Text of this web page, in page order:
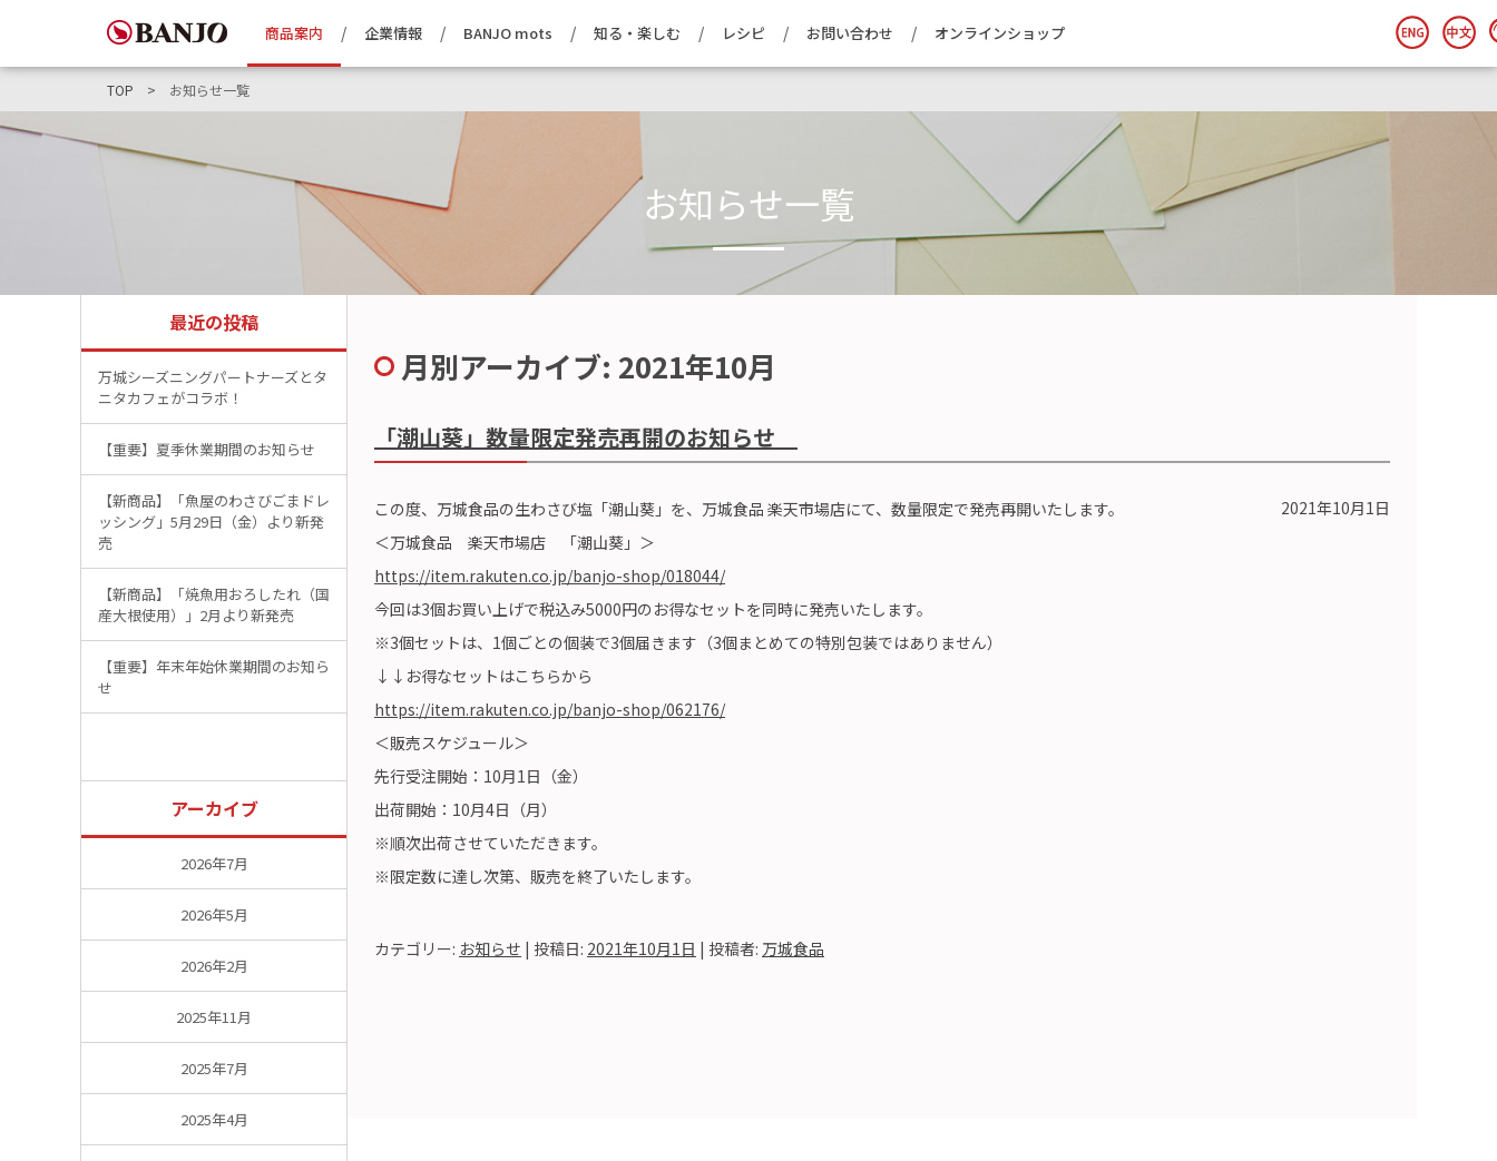
商品案内 企業情報 BANJO mots 知る・楽しむ レシピ お問い合わせ オンラインショップ
TOP お知らせ一覧
お知らせ一覧
月別アーカイブ: 2021年10月
「潮山葵」数量限定発売再開のお知らせ
2021年10月1日
この度、万城食品の生わさび塩「潮山葵」を、万城食品 楽天市場店にて、数量限定で発売再開いたします。
＜万城食品 楽天市場店 「潮山葵」＞
https://item.rakuten.co.jp/banjo-shop/018044/
今回は3個お買い上げで税込み5000円のお得なセットを同時に発売いたします。
※3個セットは、1個ごとの個装で3個届きます（3個まとめての特別包装ではありません）
↓↓お得なセットはこちらから
https://item.rakuten.co.jp/banjo-shop/062176/
＜販売スケジュール＞
先行受注開始：10月1日（金）
出荷開始：10月4日（月）
※順次出荷させていただきます。
※限定数に達し次第、販売を終了いたします。
カテゴリー: お知らせ | 投稿日: 2021年10月1日 | 投稿者: 万城食品
最近の投稿
万城シーズニングパートナーズとタ
ニタカフェがコラボ！
【重要】夏季休業期間のお知らせ
【新商品】「魚屋のわさびごまドレ
ッシング」5月29日（金）より新発
売
【新商品】「焼魚用おろしたれ（国
産大根使用）」2月より新発売
【重要】年末年始休業期間のお知ら
せ
アーカイブ
2026年7月
2026年5月
2026年2月
2025年11月
2025年7月
2025年4月